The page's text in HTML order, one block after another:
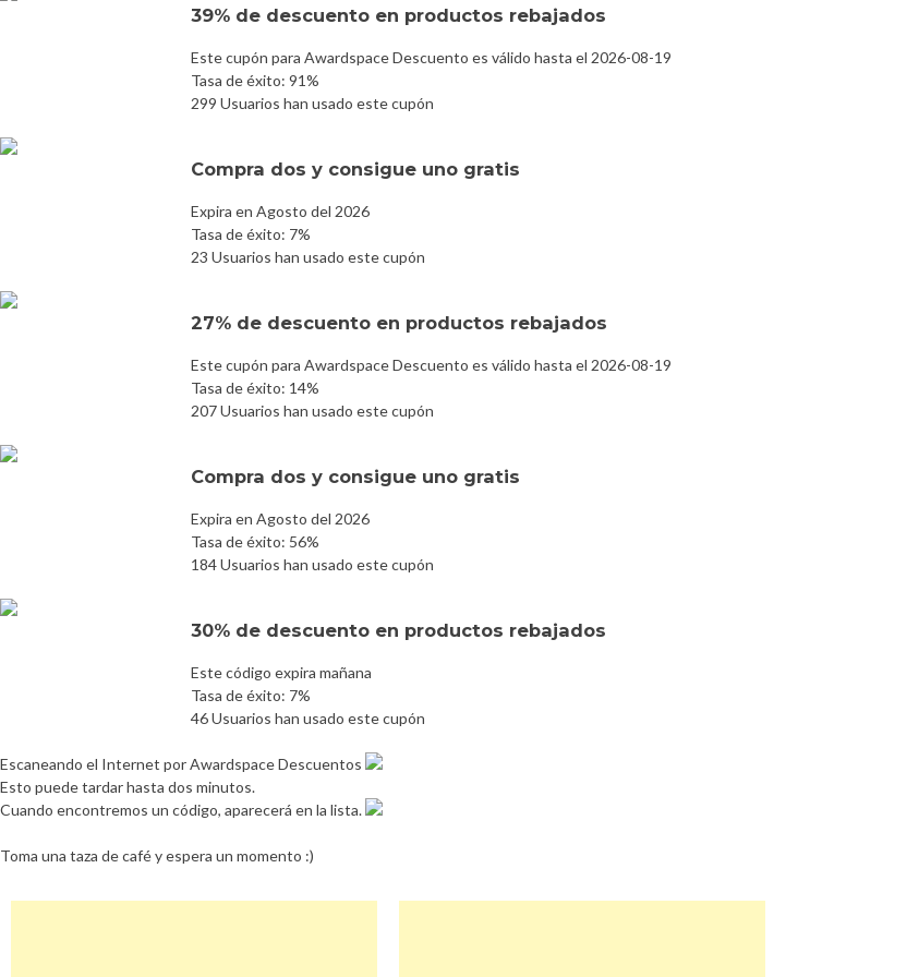
39% de descuento en productos rebajados
Este cupón para Awardspace Descuento es válido hasta el 2026-08-19
Tasa de éxito: 91%
299 Usuarios han usado este cupón
Compra dos y consigue uno gratis
Expira en Agosto del 2026
Tasa de éxito: 7%
23 Usuarios han usado este cupón
27% de descuento en productos rebajados
Este cupón para Awardspace Descuento es válido hasta el 2026-08-19
Tasa de éxito: 14%
207 Usuarios han usado este cupón
Compra dos y consigue uno gratis
Expira en Agosto del 2026
Tasa de éxito: 56%
184 Usuarios han usado este cupón
30% de descuento en productos rebajados
Este código expira mañana
Tasa de éxito: 7%
46 Usuarios han usado este cupón
Escaneando el Internet por Awardspace Descuentos
Esto puede tardar hasta dos minutos.
Cuando encontremos un código, aparecerá en la lista.
Toma una taza de café y espera un momento :)